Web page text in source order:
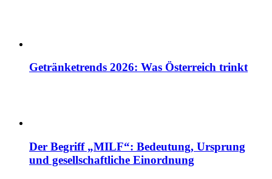
Getränketrends 2026: Was Österreich trinkt
Der Begriff „MILF“: Bedeutung, Ursprung
und gesellschaftliche Einordnung